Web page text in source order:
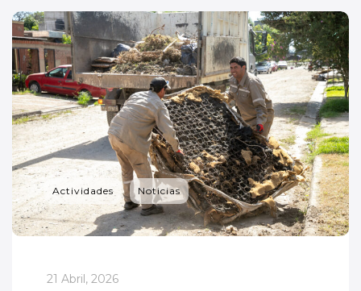
Actividades Noticias
_
21 Abril, 2026